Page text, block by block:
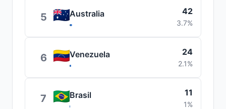
5 Australia 42
3.7%
6 Venezuela 24
2.1%
7 Brasil 11
1%